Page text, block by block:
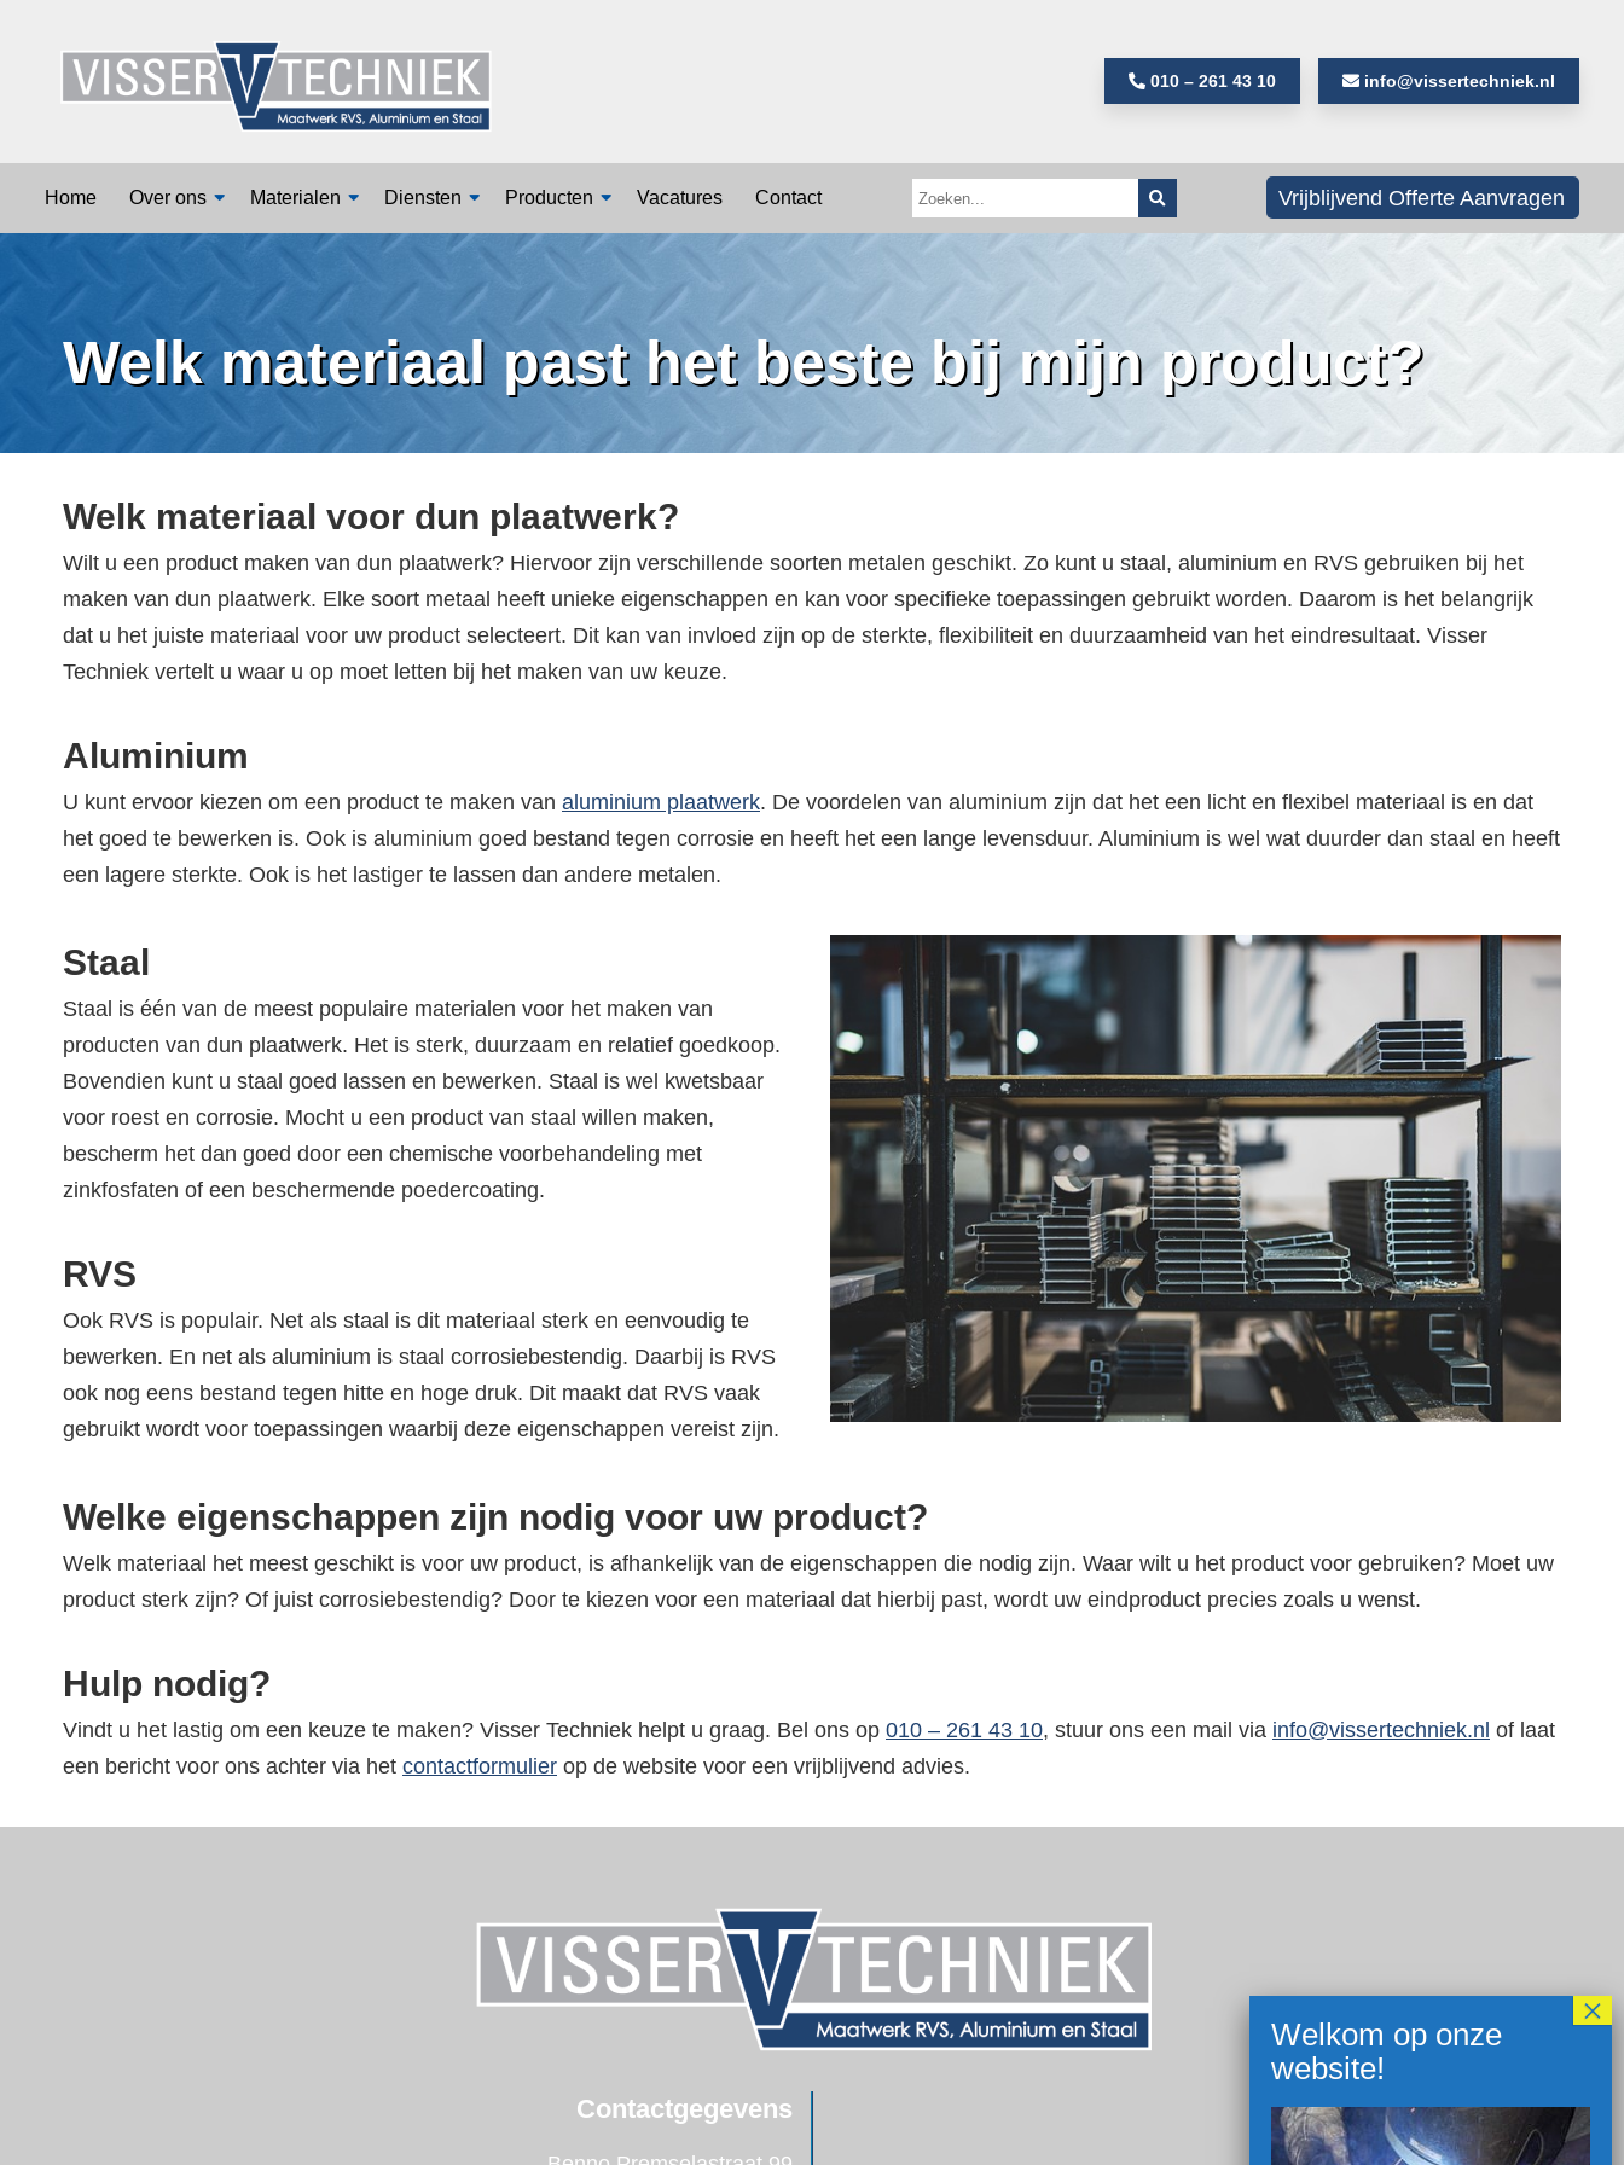
Home
Materialen
Diensten
Producten
010 – 261 43 10 info@vissertechniek.nl
Home Over ons Materialen Diensten Producten Vacatures Contact Als de resultaten voor automatisch
Vrijblijvend Offerte Aanvragen
Welk materiaal past het beste bij mijn product?
Welk materiaal voor dun plaatwerk?
Wilt u een product maken van dun plaatwerk? Hiervoor zijn verschillende soorten metalen geschikt. Zo kunt u staal, aluminium en RVS gebruiken bij het
maken van dun plaatwerk. Elke soort metaal heeft unieke eigenschappen en kan voor specifieke toepassingen gebruikt worden. Daarom is het belangrijk
dat u het juiste materiaal voor uw product selecteert. Dit kan van invloed zijn op de sterkte, flexibiliteit en duurzaamheid van het eindresultaat. Visser
Techniek vertelt u waar u op moet letten bij het maken van uw keuze.
Aluminium
U kunt ervoor kiezen om een product te maken van aluminium plaatwerk. De voordelen van aluminium zijn dat het een licht en flexibel materiaal is en dat
het goed te bewerken is. Ook is aluminium goed bestand tegen corrosie en heeft het een lange levensduur. Aluminium is wel wat duurder dan staal en heeft
een lagere sterkte. Ook is het lastiger te lassen dan andere metalen.
Staal
Staal is één van de meest populaire materialen voor het maken van
producten van dun plaatwerk. Het is sterk, duurzaam en relatief goedkoop.
Bovendien kunt u staal goed lassen en bewerken. Staal is wel kwetsbaar
voor roest en corrosie. Mocht u een product van staal willen maken,
bescherm het dan goed door een chemische voorbehandeling met
zinkfosfaten of een beschermende poedercoating.
RVS
Ook RVS is populair. Net als staal is dit materiaal sterk en eenvoudig te
bewerken. En net als aluminium is staal corrosiebestendig. Daarbij is RVS
ook nog eens bestand tegen hitte en hoge druk. Dit maakt dat RVS vaak
gebruikt wordt voor toepassingen waarbij deze eigenschappen vereist zijn.
Welke eigenschappen zijn nodig voor uw product?
Welk materiaal het meest geschikt is voor uw product, is afhankelijk van de eigenschappen die nodig zijn. Waar wilt u het product voor gebruiken? Moet uw
product sterk zijn? Of juist corrosiebestendig? Door te kiezen voor een materiaal dat hierbij past, wordt uw eindproduct precies zoals u wenst.
Hulp nodig?
Vindt u het lastig om een keuze te maken? Visser Techniek helpt u graag. Bel ons op 010 – 261 43 10, stuur ons een mail via info@vissertechniek.nl of laat
een bericht voor ons achter via het contactformulier op de website voor een vrijblijvend advies.
Contactgegevens